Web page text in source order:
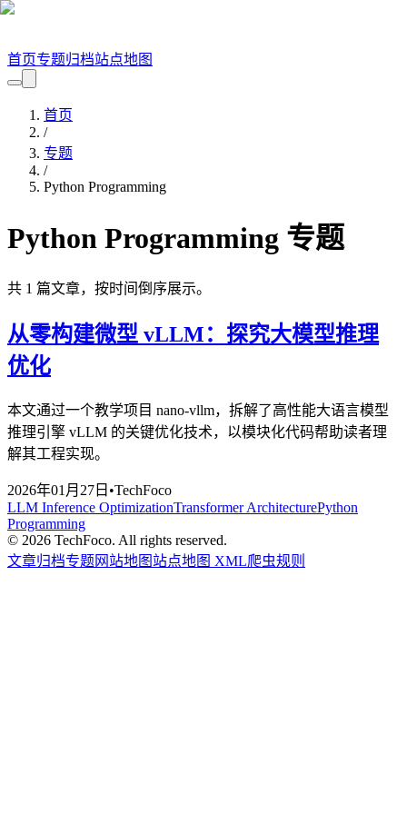
首页专题归档站点地图
首页
/
专题
/
Python Programming
Python Programming 专题
共 1 篇文章，按时间倒序展示。
从零构建微型 vLLM：探究大模型推理
优化
本文通过一个教学项目 nano-vllm，拆解了高性能大语言模型
推理引擎 vLLM 的关键优化技术，以模块化代码帮助读者理
解其工程实现。
2026年01月27日 •TechFoco
LLM Inference OptimizationTransformer ArchitecturePython
Programming
© 2026 TechFoco. All rights reserved.
文章归档专题 网站地图 站点地图 XML爬虫规则